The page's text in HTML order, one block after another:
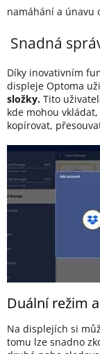
namáhání a únavu
Snadná
Díky inovativním
displeje Optoma
složky. Tito
kde mohou
kopírovat,
Duální režim
Na displejích si
tomu lze snadno